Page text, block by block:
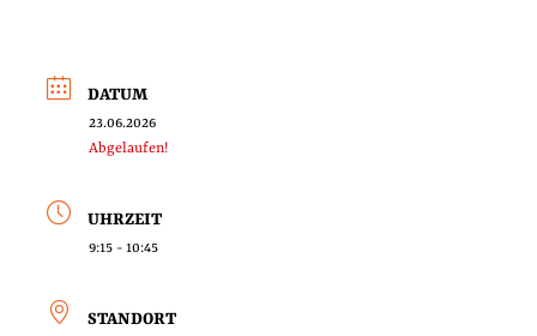
DATUM
23.06.2026
Abgelaufen!
UHRZEIT
9:15 - 10:45
STANDORT